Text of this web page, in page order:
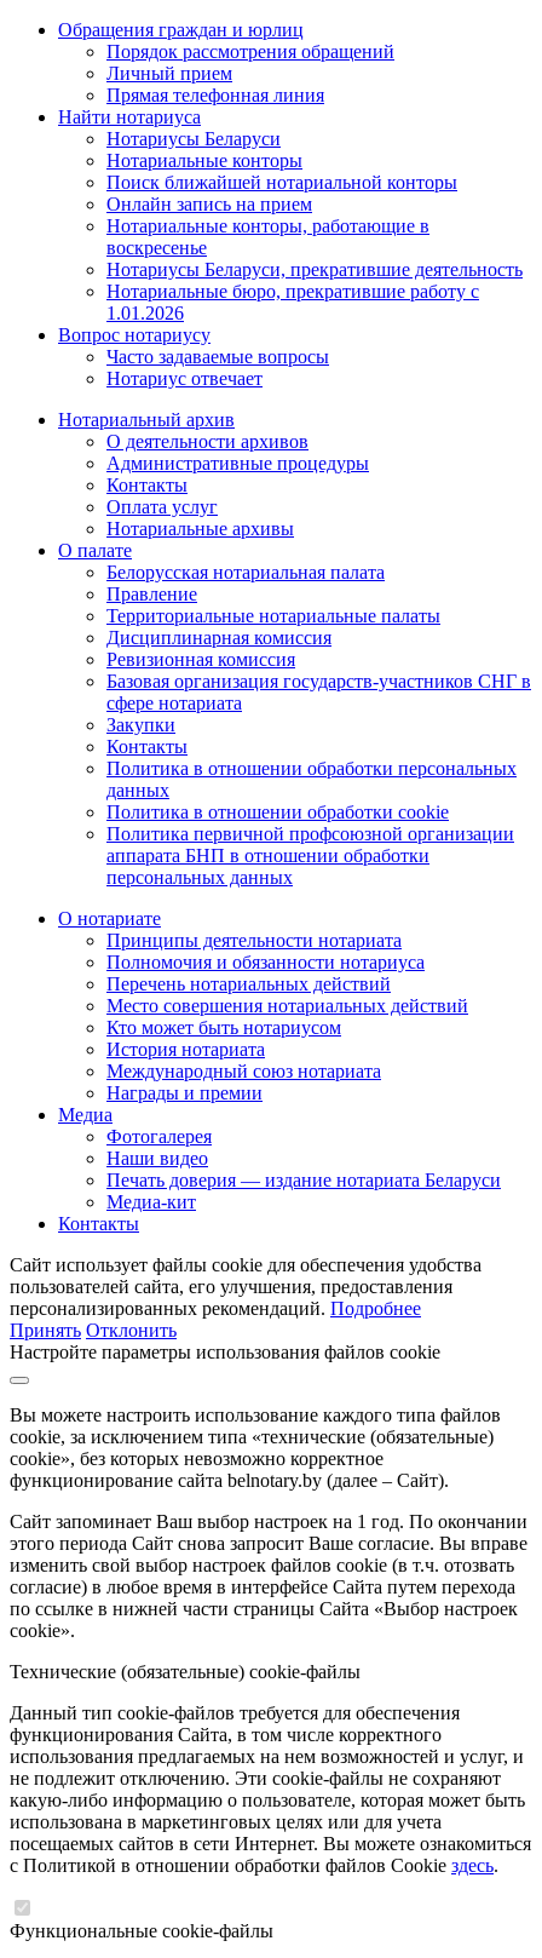
Обращения граждан и юрлиц
Порядок рассмотрения обращений
Личный прием
Прямая телефонная линия
Найти нотариуса
Нотариусы Беларуси
Нотариальные конторы
Поиск ближайшей нотариальной конторы
Онлайн запись на прием
Нотариальные конторы, работающие в
воскресенье
Нотариусы Беларуси, прекратившие деятельность
Нотариальные бюро, прекратившие работу с
1.01.2026
Вопрос нотариусу
Часто задаваемые вопросы
Нотариус отвечает
Нотариальный архив
О деятельности архивов
Административные процедуры
Контакты
Оплата услуг
Нотариальные архивы
О палате
Белорусская нотариальная палата
Правление
Территориальные нотариальные палаты
Дисциплинарная комиссия
Ревизионная комиссия
Базовая организация государств-участников СНГ в
сфере нотариата
Закупки
Контакты
Политика в отношении обработки персональных
данных
Политика в отношении обработки cookie
Политика первичной профсоюзной организации
аппарата БНП в отношении обработки
персональных данных
О нотариате
Принципы деятельности нотариата
Полномочия и обязанности нотариуса
Перечень нотариальных действий
Место совершения нотариальных действий
Кто может быть нотариусом
История нотариата
Международный союз нотариата
Награды и премии
Медиа
Фотогалерея
Наши видео
Печать доверия — издание нотариата Беларуси
Медиа-кит
Контакты
Сайт использует файлы cookie для обеспечения удобства
пользователей сайта, его улучшения, предоставления
персонализированных рекомендаций. Подробнее
Принять Отклонить
Настройте параметры использования файлов cookie
Вы можете настроить использование каждого типа файлов
cookie, за исключением типа «технические (обязательные)
cookie», без которых невозможно корректное
функционирование сайта belnotary.by (далее – Сайт).
Сайт запоминает Ваш выбор настроек на 1 год. По окончании
этого периода Сайт снова запросит Ваше согласие. Вы вправе
изменить свой выбор настроек файлов cookie (в т.ч. отозвать
согласие) в любое время в интерфейсе Сайта путем перехода
по ссылке в нижней части страницы Сайта «Выбор настроек
cookie».
Технические (обязательные) cookie-файлы
Данный тип cookie-файлов требуется для обеспечения
функционирования Сайта, в том числе корректного
использования предлагаемых на нем возможностей и услуг, и
не подлежит отключению. Эти cookie-файлы не сохраняют
какую-либо информацию о пользователе, которая может быть
использована в маркетинговых целях или для учета
посещаемых сайтов в сети Интернет. Вы можете ознакомиться
с Политикой в отношении обработки файлов Cookie здесь.
Функциональные cookie-файлы